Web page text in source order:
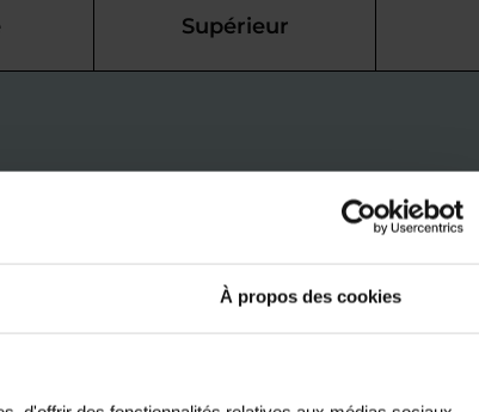
À propos des cookies
Supérieur